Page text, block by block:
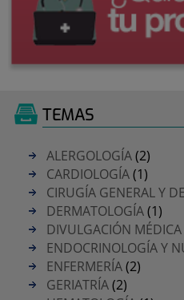
TEMAS
ALERGOLOGÍA(2)
CARDIOLOGÍA(1)
CIRUGÍA GENERAL Y
DERMATOLOGÍA(1)
DIVULGACIÓN MÉDICA
ENDOCRINOLOGÍA Y
ENFERMERÍA(2)
GERIATRÍA(2)